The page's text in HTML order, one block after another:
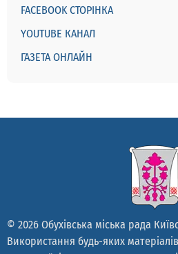
FACEBOOK СТОРІНКА
YOUTUBE КАНАЛ
ГАЗЕТА ОНЛАЙН
© 2026 Обухівська міська рада
Використання будь-яких